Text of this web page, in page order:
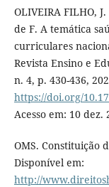
OLIVEIRA FILHO, J.
de F. A temática
curriculares
Revista Ensino e
n. 4, p. 430-436,
https://doi.org/
Acesso em: 10 dez.
OMS. Constituição
Disponível em:
http://